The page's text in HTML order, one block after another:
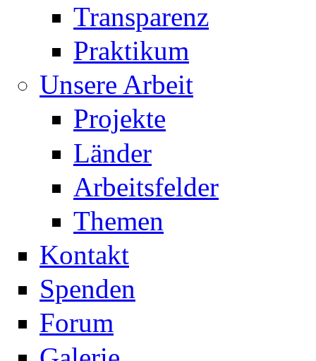
Transparenz
Praktikum
Unsere Arbeit
Projekte
Länder
Arbeitsfelder
Themen
Kontakt
Spenden
Forum